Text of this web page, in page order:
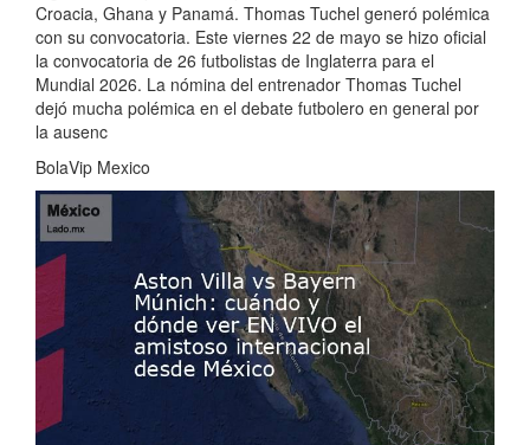
Croacia, Ghana y Panamá. Thomas Tuchel generó polémica
con su convocatoria. Este viernes 22 de mayo se hizo oficial
la convocatoria de 26 futbolistas de Inglaterra para el
Mundial 2026. La nómina del entrenador Thomas Tuchel
dejó mucha polémica en el debate futbolero en general por
la ausenc
BolaVip Mexico